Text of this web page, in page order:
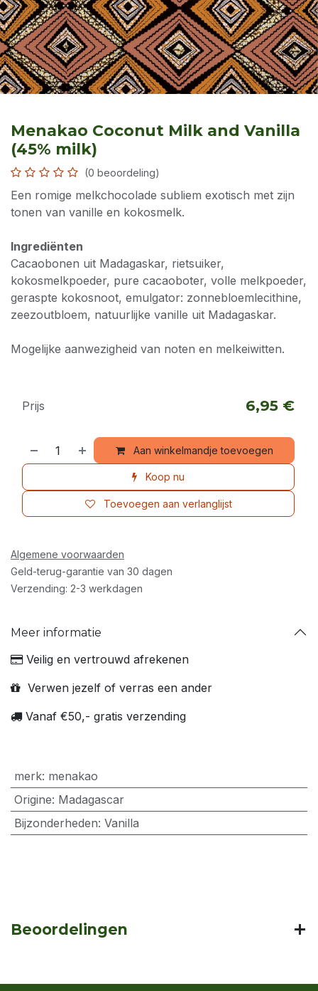
Menakao Coconut Milk and Vanilla
(45% milk)
(0 beoordeling)
Een romige melkchocolade subliem exotisch met zijn
tonen van vanille en kokosmelk.
Ingrediënten
Cacaobonen uit Madagaskar, rietsuiker,
kokosmelkpoeder, pure cacaoboter, volle melkpoeder,
geraspte kokosnoot, emulgator: zonnebloemlecithine,
zeezoutbloem, natuurlijke vanille uit Madagaskar.
Mogelijke aanwezigheid van noten en melkeiwitten.
Aan winkelmandje toevoegen
Koop nu
Toevoegen aan verlanglijst
Prijs 6,95 €
Algemene voorwaarden
Geld-terug-garantie van 30 dagen
Verzending: 2-3 werkdagen
Meer informatie
Veilig en vertrouwd afrekenen
Verwen jezelf of verras een ander
Vanaf €50,- gratis verzending
merk: menakao
Origine: Madagascar
Bijzonderheden: Vanilla
Beoordelingen